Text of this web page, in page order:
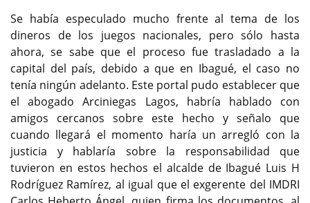
Se había especulado mucho frente al tema de los
dineros de los juegos nacionales, pero sólo hasta
ahora, se sabe que el proceso fue trasladado a la
capital del país, debido a que en Ibagué, el caso no
tenía ningún adelanto. Este portal pudo establecer que
el abogado Arciniegas Lagos, habría hablado con
amigos cercanos sobre este hecho y señalo que
cuando llegará el momento haría un arregló con la
justicia y hablaría sobre la responsabilidad que
tuvieron en estos hechos el alcalde de Ibagué Luis H
Rodríguez Ramírez, al igual que el exgerente del IMDRI